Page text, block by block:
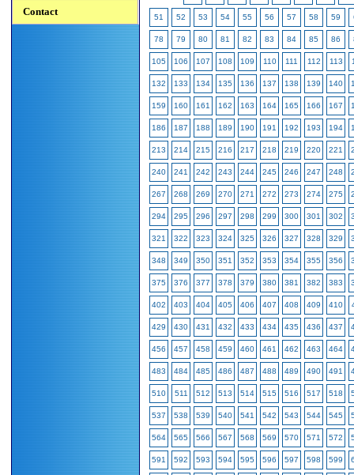
Contact 51 52 53 54 55 56 57 58 59
78 79 80 81 82 83 84 85 86
105 106 107 108 109 110 111 112 113
132 133 134 135 136 137 138 139 140
159 160 161 162 163 164 165 166 167
186 187 188 189 190 191 192 193 194
213 214 215 216 217 218 219 220 221
240 241 242 243 244 245 246 247 248
267 268 269 270 271 272 273 274 275
294 295 296 297 298 299 300 301 302
321 322 323 324 325 326 327 328 329
348 349 350 351 352 353 354 355 356
375 376 377 378 379 380 381 382 383
402 403 404 405 406 407 408 409 410
429 430 431 432 433 434 435 436 437
456 457 458 459 460 461 462 463 464
483 484 485 486 487 488 489 490 491
510 511 512 513 514 515 516 517 518
537 538 539 540 541 542 543 544 545
564 565 566 567 568 569 570 571 572
591 592 593 594 595 596 597 598 599